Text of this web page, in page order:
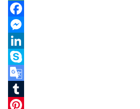
Message
Facebook
Messenger
LinkedIn
Skype
Google
Translate
Tumblr